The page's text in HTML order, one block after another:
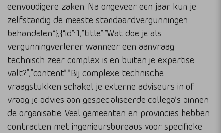
eenvoudigere zaken. Na ongeveer een jaar kun je
zelfstandig de meeste standaardvergunningen
behandelen.”},{“id”:1,”title”:”Wat doe je als
vergunningverlener wanneer een aanvraag
technisch zeer complex is en buiten je expertise
valt?”,”content”:”Bij complexe technische
vraagstukken schakel je externe adviseurs in of
vraag je advies aan gespecialiseerde collega’s binnen
de organisatie. Veel gemeenten en provincies hebben
contracten met ingenieursbureaus voor specifieke